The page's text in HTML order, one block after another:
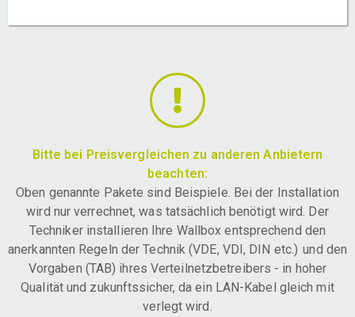
Bitte bei Preisvergleichen zu anderen Anbietern
beachten:
Oben genannte Pakete sind Beispiele. Bei der Installation
wird nur verrechnet, was tatsächlich benötigt wird. Der
Techniker installieren Ihre Wallbox entsprechend den
anerkannten Regeln der Technik (VDE, VDI, DIN etc.) und den
Vorgaben (TAB) ihres Verteilnetzbetreibers - in hoher
Qualität und zukunftssicher, da ein LAN-Kabel gleich mit
verlegt wird.